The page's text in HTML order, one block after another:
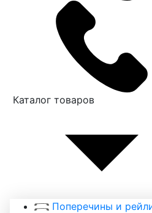
Каталог товаров
Поперечины и